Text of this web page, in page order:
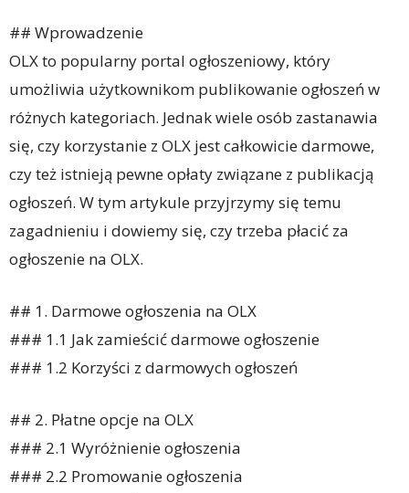
## Wprowadzenie
OLX to popularny portal ogłoszeniowy, który
umożliwia użytkownikom publikowanie ogłoszeń w
różnych kategoriach. Jednak wiele osób zastanawia
się, czy korzystanie z OLX jest całkowicie darmowe,
czy też istnieją pewne opłaty związane z publikacją
ogłoszeń. W tym artykule przyjrzymy się temu
zagadnieniu i dowiemy się, czy trzeba płacić za
ogłoszenie na OLX.
## 1. Darmowe ogłoszenia na OLX
### 1.1 Jak zamieścić darmowe ogłoszenie
### 1.2 Korzyści z darmowych ogłoszeń
## 2. Płatne opcje na OLX
### 2.1 Wyróżnienie ogłoszenia
### 2.2 Promowanie ogłoszenia